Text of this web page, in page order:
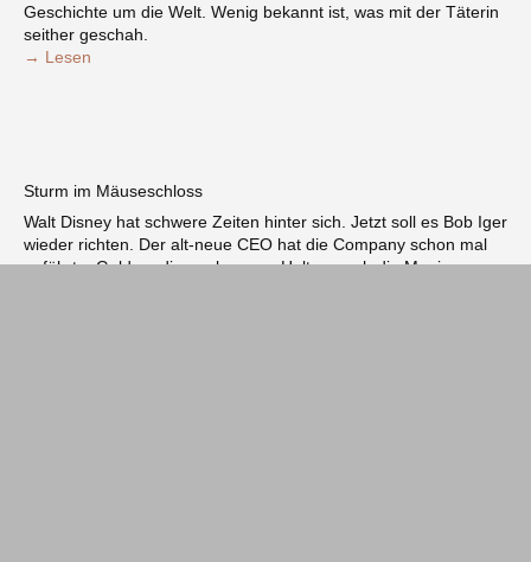
Geschichte um die Welt. Wenig bekannt ist, was mit der Täterin
seither geschah.
→ Lesen
Sturm im Mäuseschloss
Walt Disney hat schwere Zeiten hinter sich. Jetzt soll es Bob Iger
wieder richten. Der alt-neue CEO hat die Company schon mal
geführt – Geld verdienen kann er. Holt er auch die Magie